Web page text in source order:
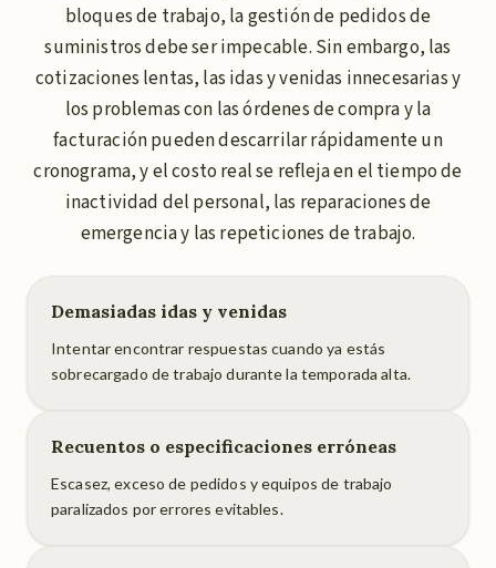
bloques de trabajo, la gestión de pedidos de
suministros debe ser impecable. Sin embargo, las
cotizaciones lentas, las idas y venidas innecesarias y
los problemas con las órdenes de compra y la
facturación pueden descarrilar rápidamente un
cronograma, y el costo real se refleja en el tiempo de
inactividad del personal, las reparaciones de
emergencia y las repeticiones de trabajo.
Demasiadas idas y venidas
Intentar encontrar respuestas cuando ya estás
sobrecargado de trabajo durante la temporada alta.
Recuentos o especificaciones erróneas
Escasez, exceso de pedidos y equipos de trabajo
paralizados por errores evitables.